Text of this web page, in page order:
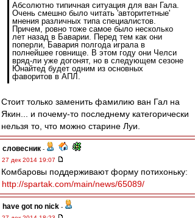
Абсолютно типичная ситуация для ван Гала.
Очень смешно было читать 'авторитетные'
мнения различных типа специалистов.
Причем, ровно тоже самое было несколько
лет назад в Баварии. Перед тем как они
поперли, Бавария полгода играла в
полнейшее говнище. В этом году они Челси
вряд-ли уже догонят, но в следующем сезоне
Юнайтед будет одним из основных
фаворитов в АПЛ.
Стоит только заменить фамилию ван Гал на
Якин... и почему-то последнему категорически
нельзя то, что можно старине Луи.
словесник -
27 дек 2014 19:07
Комбаровы поддерживают форму потихоньку:
http://spartak.com/main/news/65089/
have got no nick -